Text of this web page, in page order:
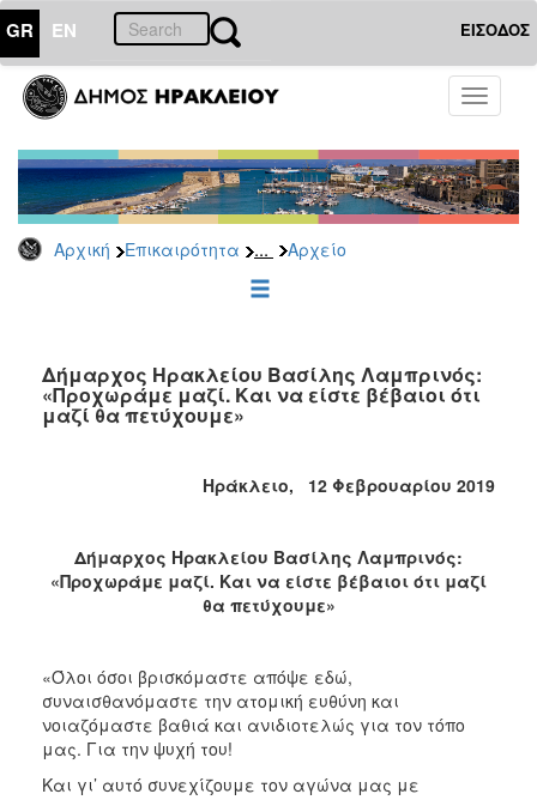
GR EN ΕΙΣΟΔΟΣ
Toggle
Αρχική Επικαιρότητα ... Αρχείο
ΕΠΙΚΑΙΡΟΤΗΤΑ
Παρατάξεις
Αρχείο
ΕΠΙΣΚΕΠΤΗΣ
ΗΡΑΚΛΕΙΟ
Δήμαρχος Ηρακλείου Βασίλης Λαμπρινός:
«Προχωράμε μαζί. Και να είστε βέβαιοι ότι
μαζί θα πετύχουμε»
Ηράκλειο, 12 Φεβρουαρίου 2019
Δήμαρχος Ηρακλείου Βασίλης Λαμπρινός:
«Προχωράμε μαζί. Και να είστε βέβαιοι ότι μαζί
θα πετύχουμε»
«Όλοι όσοι βρισκόμαστε απόψε εδώ,
συναισθανόμαστε την ατομική ευθύνη και
νοιαζόμαστε βαθιά και ανιδιοτελώς για τον τόπο
μας. Για την ψυχή του!
Και γι’ αυτό συνεχίζουμε τον αγώνα μας με